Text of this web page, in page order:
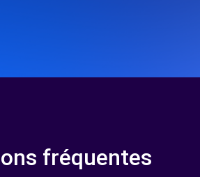
fréquentes